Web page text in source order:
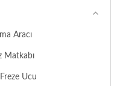
Aracı
Matkabı
Ucu